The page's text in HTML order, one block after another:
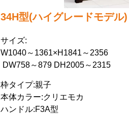
34H型(ハイグレードモデ
サイズ:
W1040～1361×H1841～2356
DW758～879 DH2005～2315
枠タイプ:親子
本体カラー:クリエモカ
ハンドル:F3A型